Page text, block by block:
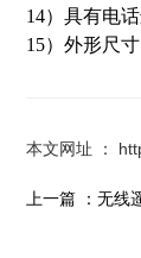
14）具有电
15）外形尺
本文网址 ：
上一篇 ： 无线